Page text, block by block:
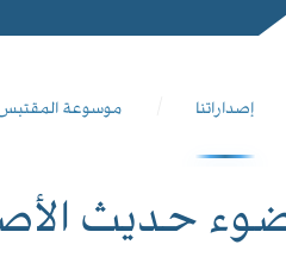
إصداراتنا موسوعة
ضوء حديث